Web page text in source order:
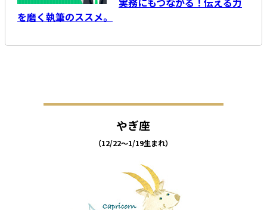
を磨く執筆のススメ。
やぎ座
（12/22～1/19生まれ）